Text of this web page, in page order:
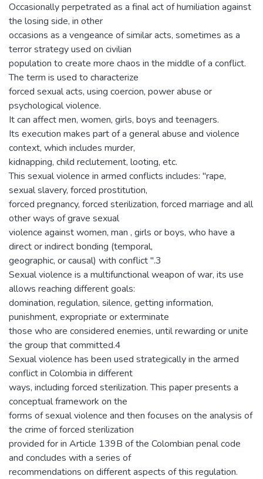
Occasionally perpetrated as a final act of humiliation against
the losing side, in other
occasions as a vengeance of similar acts, sometimes as a
terror strategy used on civilian
population to create more chaos in the middle of a conflict.
The term is used to characterize
forced sexual acts, using coercion, power abuse or
psychological violence.
It can affect men, women, girls, boys and teenagers.
Its execution makes part of a general abuse and violence
context, which includes murder,
kidnapping, child reclutement, looting, etc.
This sexual violence in armed conflicts includes: "rape,
sexual slavery, forced prostitution,
forced pregnancy, forced sterilization, forced marriage and all
other ways of grave sexual
violence against women, man , girls or boys, who have a
direct or indirect bonding (temporal,
geographic, or causal) with conflict ".3
Sexual violence is a multifunctional weapon of war, its use
allows reaching different goals:
domination, regulation, silence, getting information,
punishment, expropriate or exterminate
those who are considered enemies, until rewarding or unite
the group that committed.4
Sexual violence has been used strategically in the armed
conflict in Colombia in different
ways, including forced sterilization. This paper presents a
conceptual framework on the
forms of sexual violence and then focuses on the analysis of
the crime of forced sterilization
provided for in Article 139B of the Colombian penal code
and concludes with a series of
recommendations on different aspects of this regulation.